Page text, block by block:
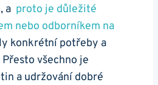
proto je‌ důležité
nebo odborníkem na
konkrétní ‌potřeby a
⁤všechno je
‍a⁣ udržování dobré